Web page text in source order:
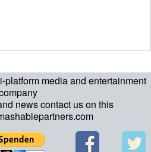
media and entertainment
news contact us on this